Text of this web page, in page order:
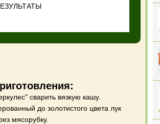
сварить вязкую кашу.
до золотистого цвета лук
мясорубку.